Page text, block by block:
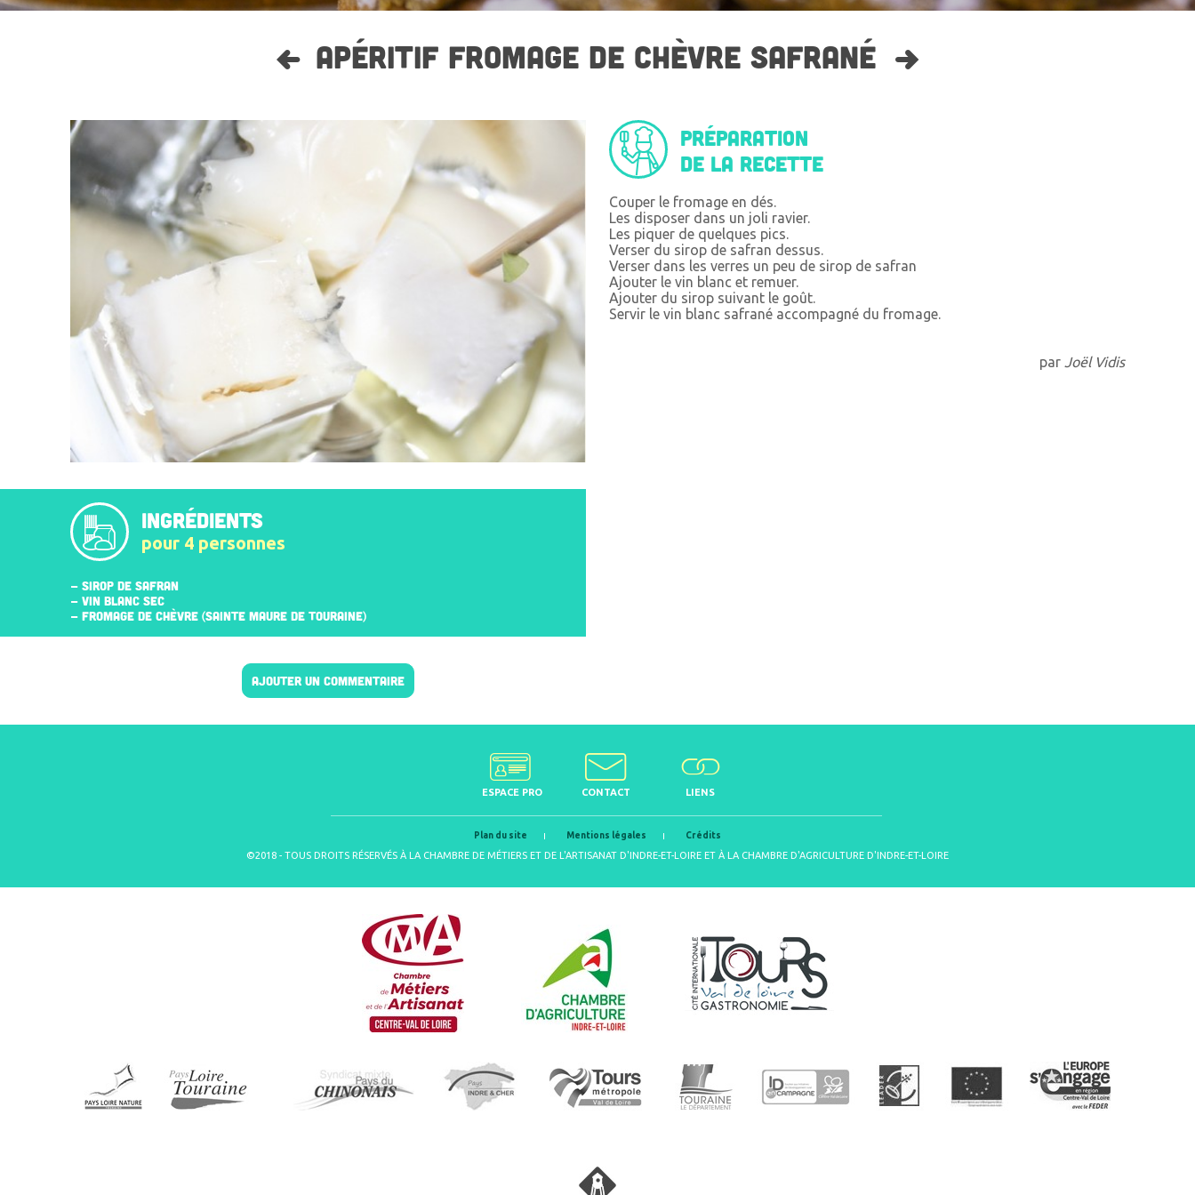
APÉRITIF FROMAGE DE CHÈVRE SAFRANÉ
INGRÉDIENTS
pour 4 personnes
- SIROP DE SAFRAN
- VIN BLANC SEC
- FROMAGE DE CHÈVRE (SAINTE MAURE DE TOURAINE)
AJOUTER UN COMMENTAIRE
Préparation
de la recette
Couper le fromage en dés.
Les disposer dans un joli ravier.
Les piquer de quelques pics.
Verser du sirop de safran dessus.
Verser dans les verres un peu de sirop de safran
Ajouter le vin blanc et remuer.
Ajouter du sirop suivant le goût.
Servir le vin blanc safrané accompagné du fromage.
par Joël Vidis
ESPACE PRO CONTACT LIENS
Plan du site Mentions légales Crédits
©2018 - TOUS DROITS RÉSERVÉS À LA CHAMBRE DE MÉTIERS ET DE L'ARTISANAT D'INDRE-ET-LOIRE ET À LA CHAMBRE D'AGRICULTURE D'INDRE-ET-LOIRE